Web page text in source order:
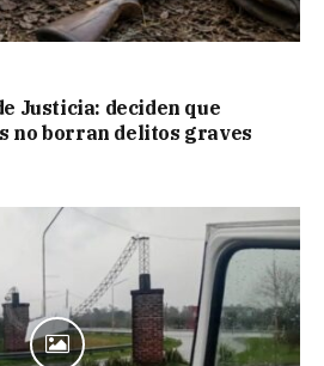
Justicia: deciden que
no borran delitos graves